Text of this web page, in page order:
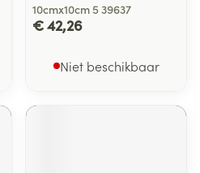
10cmx10cm 5 39637
€ 42,26
Niet beschikbaar